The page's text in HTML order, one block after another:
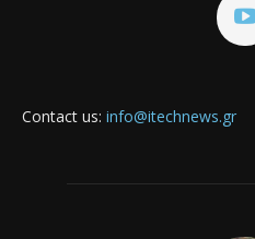
Contact us: info@itechnews.gr